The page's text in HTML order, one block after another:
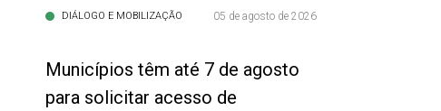
DIÁLOGO E MOBILIZAÇÃO 05 de agosto de 2026
Municípios têm até 7 de agosto
para solicitar acesso de